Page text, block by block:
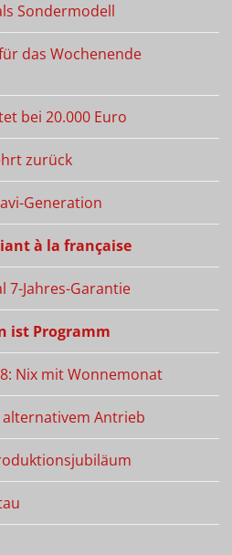
Sondermodell
das Wochenende
bei 20.000 Euro
zurück
Generation
à la française
7-Jahres-Garantie
ist Programm
Nix mit Wonnemonat
Antrieb